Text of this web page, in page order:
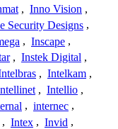
, Inno Vision ,
Security Designs ,
, Inscape ,
, Instek Digital ,
, Intelkam ,
, Intellio ,
, internec ,
, Intex , Invid ,